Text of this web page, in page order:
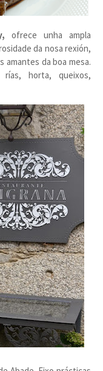
ofrece unha ampla
da nosa rexión,
amantes da boa mesa.
rías, horta, queixos,